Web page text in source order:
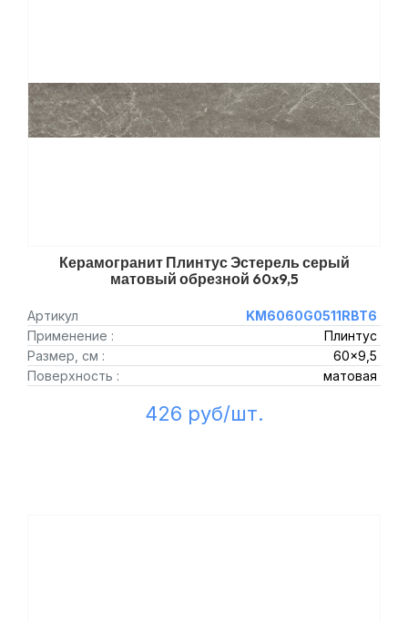
Керамогранит Плинтус Эстерель серый
матовый обрезной 60x9,5
Артикул
KM6060G0511RBT6
Применение :
Плинтус
Размер, см :
60x9,5
Поверхность :
матовая
426 руб/шт.